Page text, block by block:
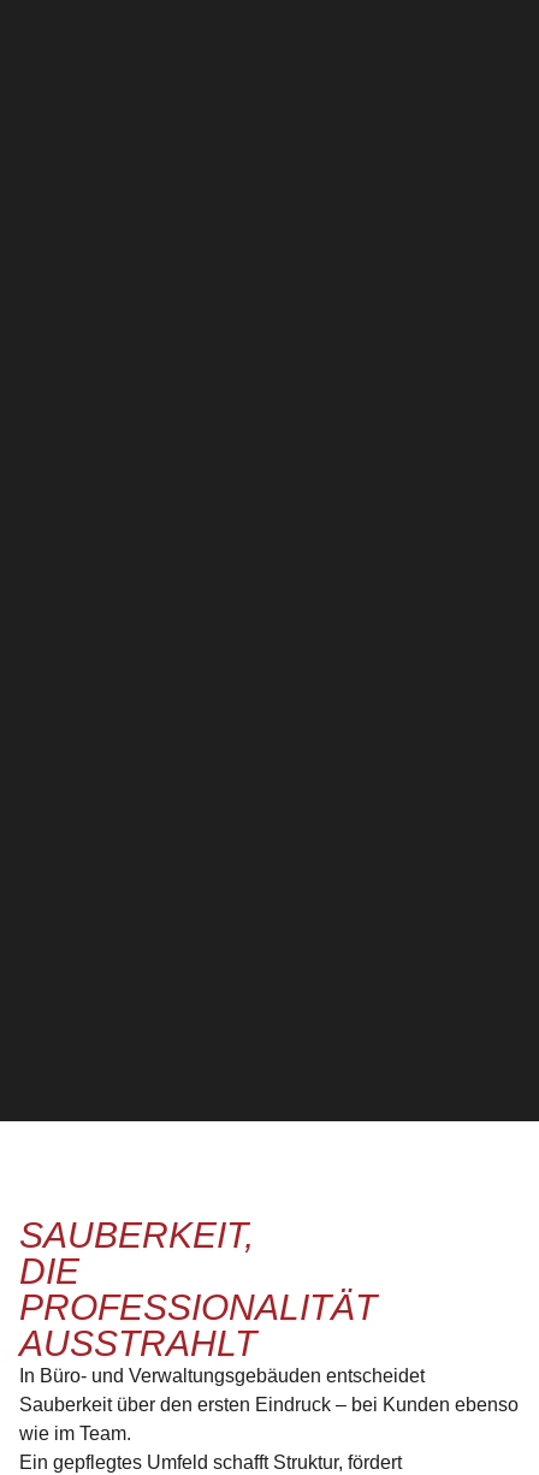
SAUBERKEIT,
DIE
PROFESSIONALITÄT
AUSSTRAHLT
In Büro- und Verwaltungsgebäuden entscheidet
Sauberkeit über den ersten Eindruck – bei Kunden ebenso
wie im Team.
Ein gepflegtes Umfeld schafft Struktur, fördert